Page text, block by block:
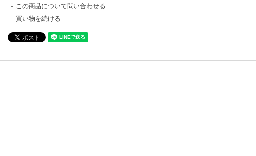
この商品について問い合わせる
買い物を続ける